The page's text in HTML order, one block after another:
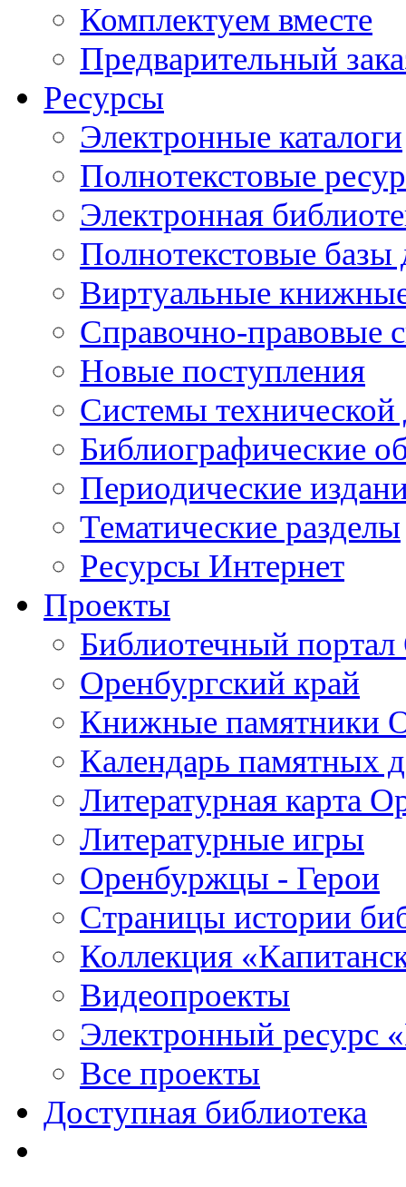
Комплектуем вместе
Предварительный
Ресурсы
Электронные каталоги
Полнотекстовые
Электронная
Полнотекстовые
Виртуальные
Справочно-правовые
Новые поступления
Cистемы
Библиографические
Периодические
Тематические разделы
Ресурсы Интернет
Проекты
Библиотечный портал
Оренбургский край
Книжные памятники
Календарь памятных
Литературная карта
Литературные игры
Оренбуржцы - Герои
Страницы истории
Коллекция
Видеопроекты
Электронный ресурс
Все проекты
Доступная библиотека